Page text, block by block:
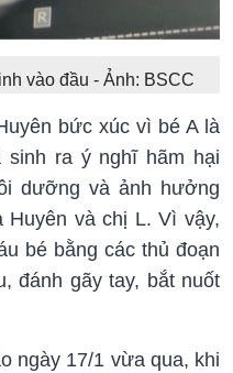
vào đầu - Ảnh: BSCC
bức xúc vì bé A là
ra ý nghĩ hãm hại
dưỡng và ảnh hưởng
Huyên và chị L. Vì vậy,
bé bằng các thủ đoạn
đánh gãy tay, bắt nuốt
ngày 17/1 vừa qua, khi